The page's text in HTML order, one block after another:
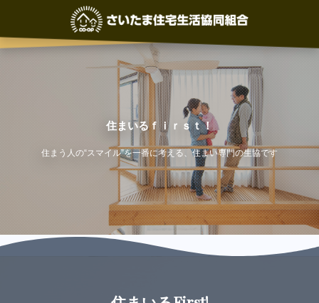
住まいるｆｉｒｓｔ！
住まう人の“スマイル”を一番に考える、住まい専門の生協です